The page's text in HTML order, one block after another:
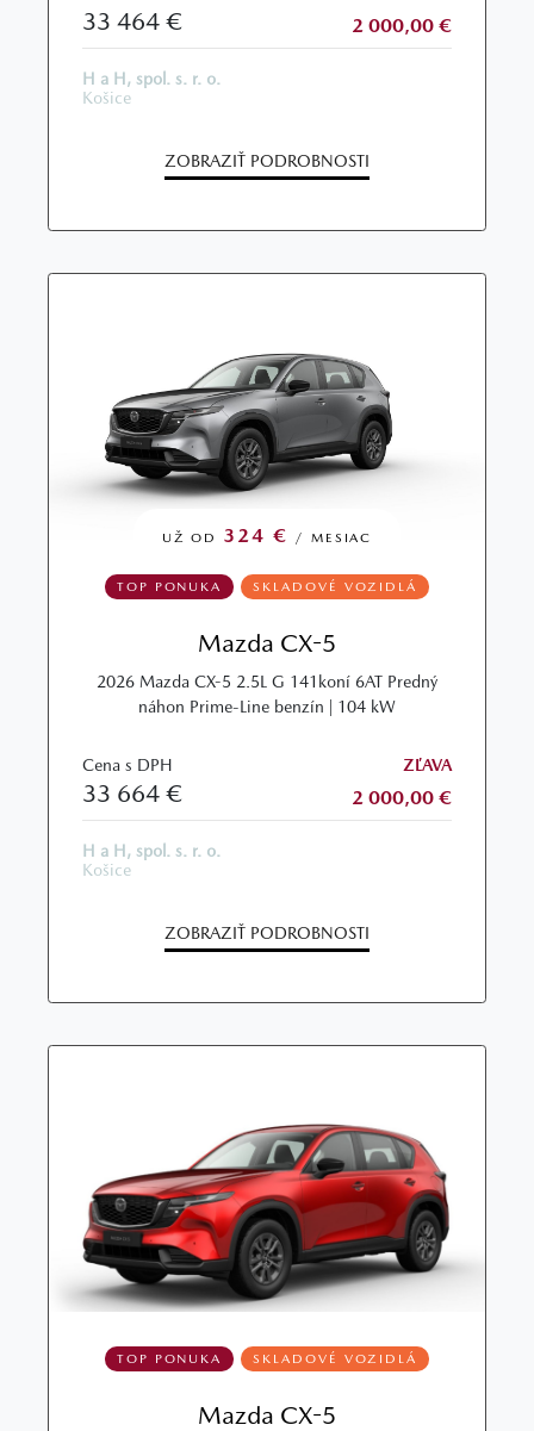
33 464 € 2 000,00 €
H a H, spol. s. r. o.
Košice
ZOBRAZIŤ PODROBNOSTI
UŽ OD 324 € / MESIAC
TOP PONUKA SKLADOVÉ VOZIDLÁ
Mazda CX-5
2026 Mazda CX-5 2.5L G 141koní 6AT Predný
náhon Prime-Line benzín | 104 kW
Cena s DPH
33 664 €
ZĽAVA
2 000,00 €
H a H, spol. s. r. o.
Košice
ZOBRAZIŤ PODROBNOSTI
TOP PONUKA SKLADOVÉ VOZIDLÁ
Mazda CX-5